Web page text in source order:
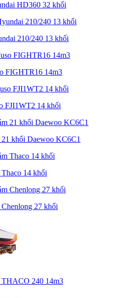
HD360 32 khối
210/240 13 khối
FIGHTR16 14m3
FJI1WT2 14 khối
khối Daewoo KC6C1
14 khối
27 khối
THACO 240 14m3